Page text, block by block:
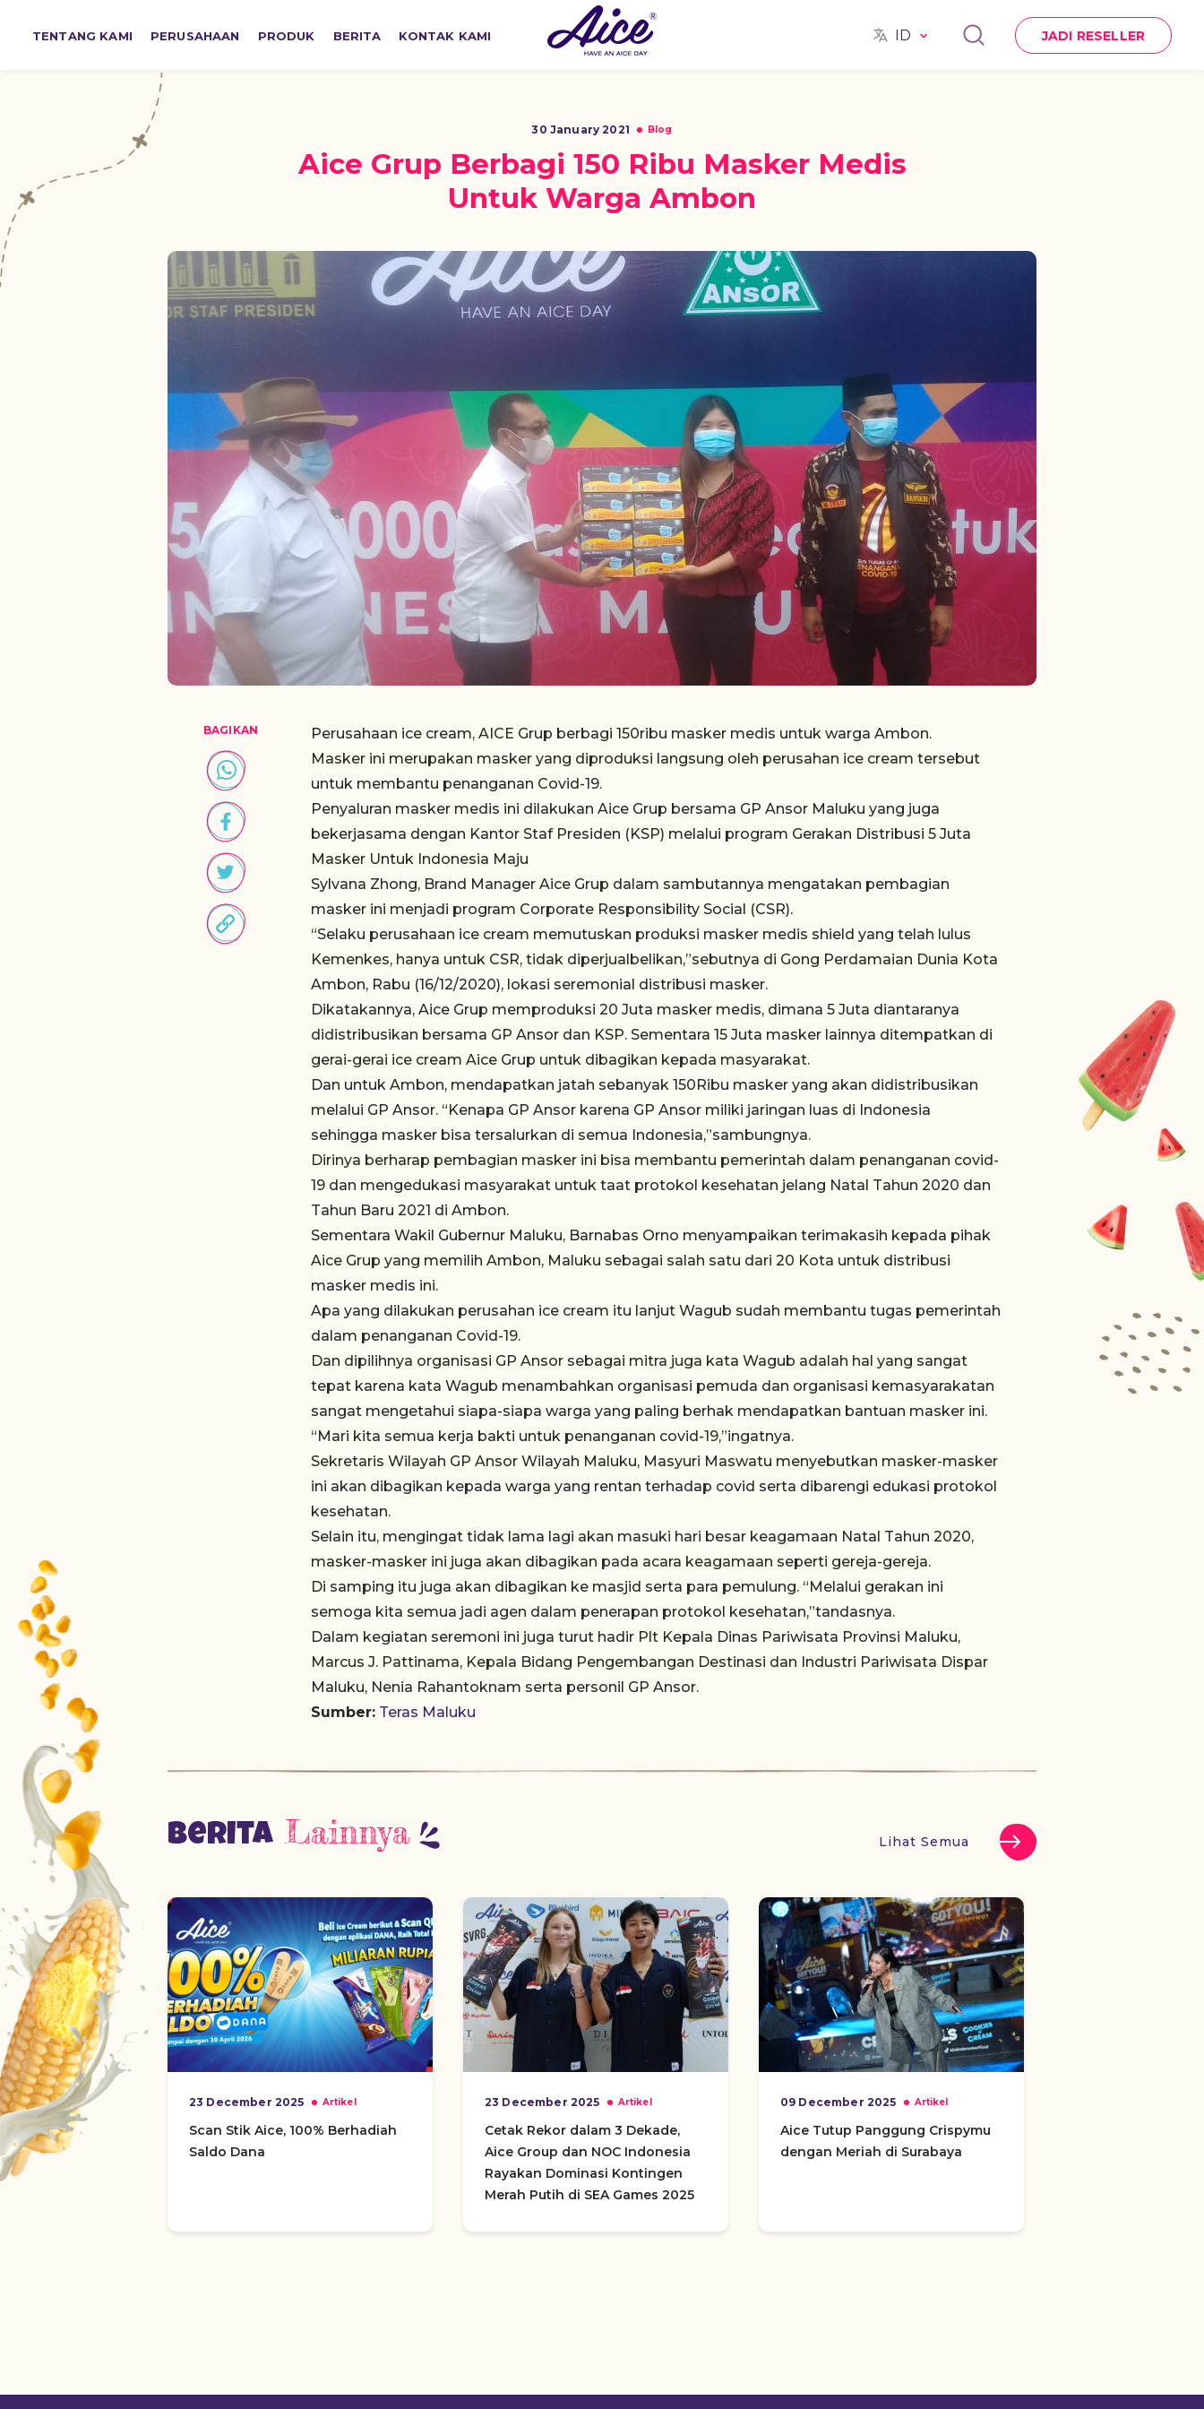
TENTANG KAMI PERUSAHAAN PRODUK BERITA KONTAK KAMI ID JADI RESELLER
30 January 2021 Blog
Aice Grup Berbagi 150 Ribu Masker Medis
Untuk Warga Ambon
BAGIKAN
Perusahaan ice cream, AICE Grup berbagi 150ribu masker medis untuk warga Ambon.
Masker ini merupakan masker yang diproduksi langsung oleh perusahan ice cream tersebut
untuk membantu penanganan Covid-19.
Penyaluran masker medis ini dilakukan Aice Grup bersama GP Ansor Maluku yang juga
bekerjasama dengan Kantor Staf Presiden (KSP) melalui program Gerakan Distribusi 5 Juta
Masker Untuk Indonesia Maju
Sylvana Zhong, Brand Manager Aice Grup dalam sambutannya mengatakan pembagian
masker ini menjadi program Corporate Responsibility Social (CSR).
“Selaku perusahaan ice cream memutuskan produksi masker medis shield yang telah lulus
Kemenkes, hanya untuk CSR, tidak diperjualbelikan,”sebutnya di Gong Perdamaian Dunia Kota
Ambon, Rabu (16/12/2020), lokasi seremonial distribusi masker.
Dikatakannya, Aice Grup memproduksi 20 Juta masker medis, dimana 5 Juta diantaranya
didistribusikan bersama GP Ansor dan KSP. Sementara 15 Juta masker lainnya ditempatkan di
gerai-gerai ice cream Aice Grup untuk dibagikan kepada masyarakat.
Dan untuk Ambon, mendapatkan jatah sebanyak 150Ribu masker yang akan didistribusikan
melalui GP Ansor. “Kenapa GP Ansor karena GP Ansor miliki jaringan luas di Indonesia
sehingga masker bisa tersalurkan di semua Indonesia,”sambungnya.
Dirinya berharap pembagian masker ini bisa membantu pemerintah dalam penanganan covid-
19 dan mengedukasi masyarakat untuk taat protokol kesehatan jelang Natal Tahun 2020 dan
Tahun Baru 2021 di Ambon.
Sementara Wakil Gubernur Maluku, Barnabas Orno menyampaikan terimakasih kepada pihak
Aice Grup yang memilih Ambon, Maluku sebagai salah satu dari 20 Kota untuk distribusi
masker medis ini.
Apa yang dilakukan perusahan ice cream itu lanjut Wagub sudah membantu tugas pemerintah
dalam penanganan Covid-19.
Dan dipilihnya organisasi GP Ansor sebagai mitra juga kata Wagub adalah hal yang sangat
tepat karena kata Wagub menambahkan organisasi pemuda dan organisasi kemasyarakatan
sangat mengetahui siapa-siapa warga yang paling berhak mendapatkan bantuan masker ini.
“Mari kita semua kerja bakti untuk penanganan covid-19,”ingatnya.
Sekretaris Wilayah GP Ansor Wilayah Maluku, Masyuri Maswatu menyebutkan masker-masker
ini akan dibagikan kepada warga yang rentan terhadap covid serta dibarengi edukasi protokol
kesehatan.
Selain itu, mengingat tidak lama lagi akan masuki hari besar keagamaan Natal Tahun 2020,
masker-masker ini juga akan dibagikan pada acara keagamaan seperti gereja-gereja.
Di samping itu juga akan dibagikan ke masjid serta para pemulung. “Melalui gerakan ini
semoga kita semua jadi agen dalam penerapan protokol kesehatan,”tandasnya.
Dalam kegiatan seremoni ini juga turut hadir Plt Kepala Dinas Pariwisata Provinsi Maluku,
Marcus J. Pattinama, Kepala Bidang Pengembangan Destinasi dan Industri Pariwisata Dispar
Maluku, Nenia Rahantoknam serta personil GP Ansor.
Sumber: Teras Maluku
Berita Lainnya Lihat Semua
23 December 2025 Artikel
Scan Stik Aice, 100% Berhadiah
Saldo Dana
23 December 2025 Artikel
Cetak Rekor dalam 3 Dekade,
Aice Group dan NOC Indonesia
Rayakan Dominasi Kontingen
Merah Putih di SEA Games 2025
09 December 2025 Artikel
Aice Tutup Panggung Crispymu
dengan Meriah di Surabaya